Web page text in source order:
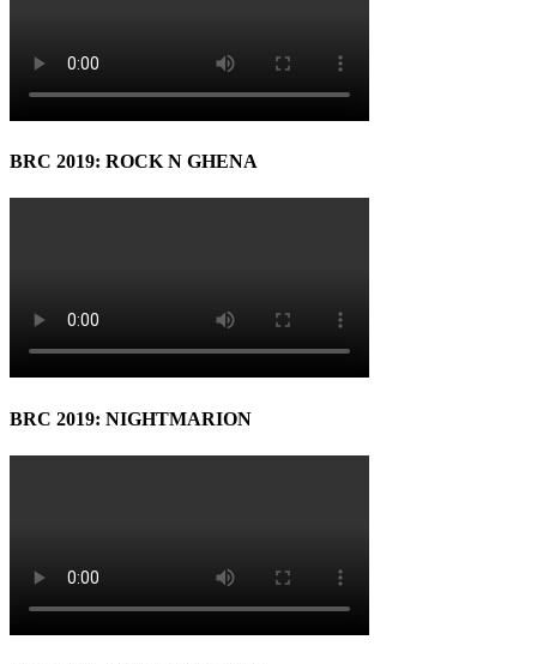
BRC 2019: ROCK N GHENA
BRC 2019: NIGHTMARION